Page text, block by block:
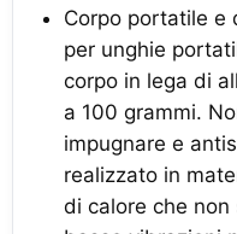
Corpo portatile e
per unghie
corpo in lega di
a 100 grammi.
impugnare e
realizzato in
di calore che